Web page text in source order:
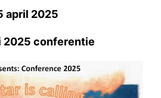
april 2025
2025 conferentie